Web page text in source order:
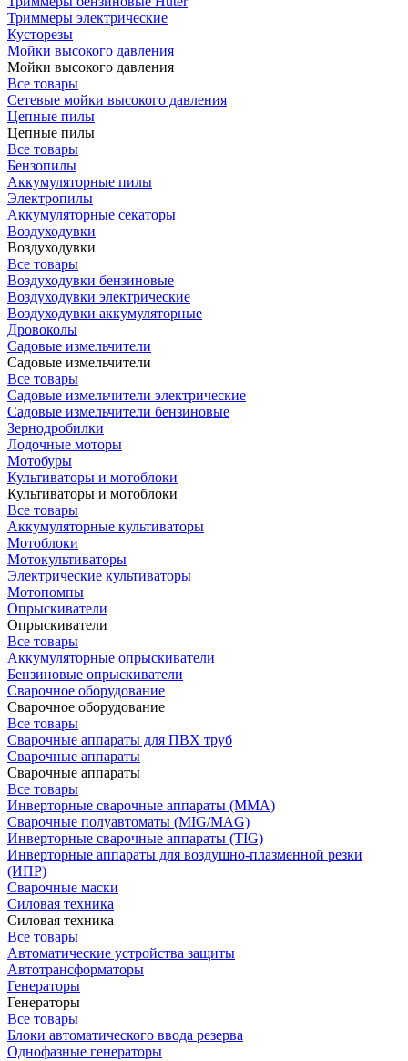
Триммеры электрические
Кусторезы
Мойки высокого давления
Мойки высокого давления
Все товары
Сетевые мойки высокого давления
Цепные пилы
Цепные пилы
Все товары
Бензопилы
Аккумуляторные пилы
Электропилы
Аккумуляторные секаторы
Воздуходувки
Воздуходувки
Все товары
Воздуходувки бензиновые
Воздуходувки электрические
Воздуходувки аккумуляторные
Дровоколы
Садовые измельчители
Садовые измельчители
Все товары
Садовые измельчители электрические
Садовые измельчители бензиновые
Зернодробилки
Лодочные моторы
Мотобуры
Культиваторы и мотоблоки
Культиваторы и мотоблоки
Все товары
Аккумуляторные культиваторы
Мотоблоки
Мотокультиваторы
Электрические культиваторы
Мотопомпы
Опрыскиватели
Опрыскиватели
Все товары
Аккумуляторные опрыскиватели
Бензиновые опрыскиватели
Сварочное оборудование
Сварочное оборудование
Все товары
Сварочные аппараты для ПВХ труб
Сварочные аппараты
Сварочные аппараты
Все товары
Инверторные сварочные аппараты (ММА)
Сварочные полуавтоматы (MIG/MAG)
Инверторные сварочные аппараты (TIG)
Инверторные аппараты для воздушно-плазменной резки
(ИПР)
Сварочные маски
Силовая техника
Силовая техника
Все товары
Автоматические устройства защиты
Автотрансформаторы
Генераторы
Генераторы
Все товары
Блоки автоматического ввода резерва
Однофазные генераторы